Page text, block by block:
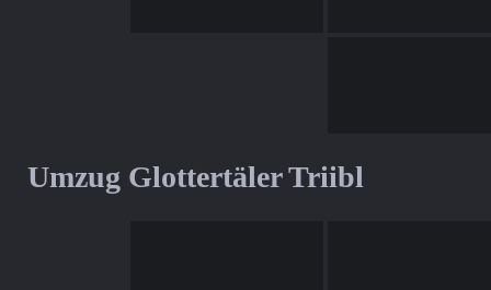
Umzug Glottertäler Triibl